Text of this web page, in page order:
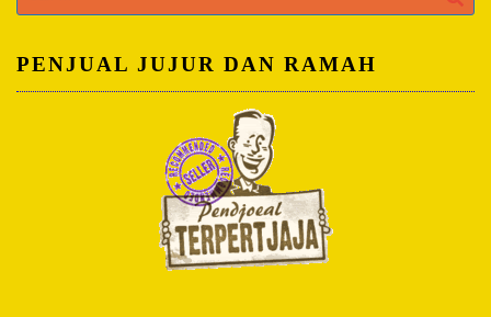
untuk:
PENJUAL JUJUR DAN RAMAH